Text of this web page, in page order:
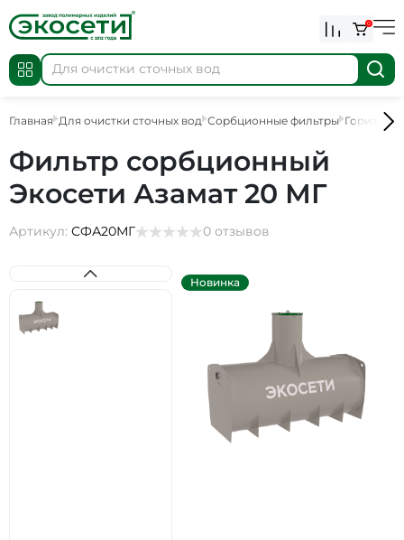
0
Главная Для очистки сточных вод Сорбционные фильтры
Фильтр сорбционный
Экосети Азамат 20 МГ
Артикул: СФА20МГ 0 отзывов
Новинка